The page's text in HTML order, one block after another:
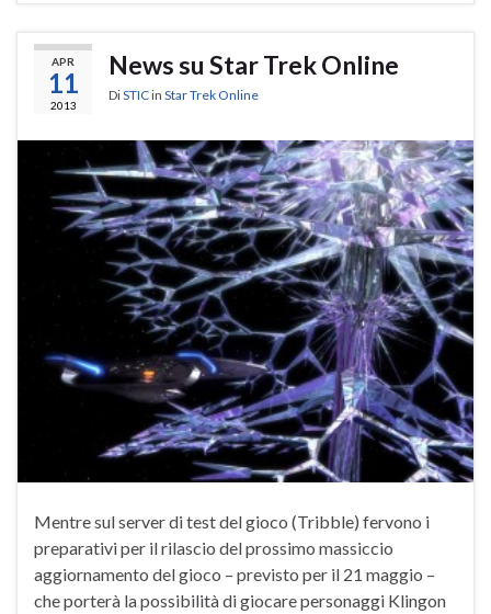
APR
11
2013
News su Star Trek Online
DiSTICin Star Trek Online
Mentre sul server di test del gioco (Tribble) fervono i
preparativi per il rilascio del prossimo massiccio
aggiornamento del gioco – previsto per il 21 maggio –
che porterà la possibilità di giocare personaggi Klingon